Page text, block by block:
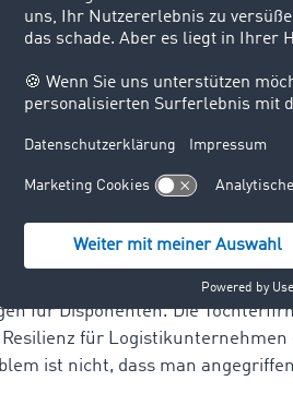
treffen
von der Oskar Schunck
das größte Geschäftsrisiko
nur Ransomware-Angriffe,
manipulierte E-Mails und
Die Folgen: wirtschaftliche
in der Branche.
auf proaktive
für Disponenten. Die
für
ist nicht, dass man